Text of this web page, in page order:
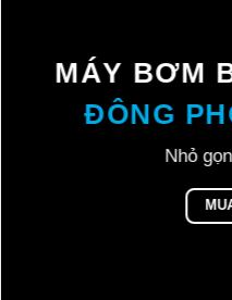
MÁY BƠM
ĐÔNG
Nhỏ